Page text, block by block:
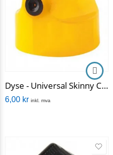
Dyse - Universal Skinny Cap
6,00 kr inkl. mva